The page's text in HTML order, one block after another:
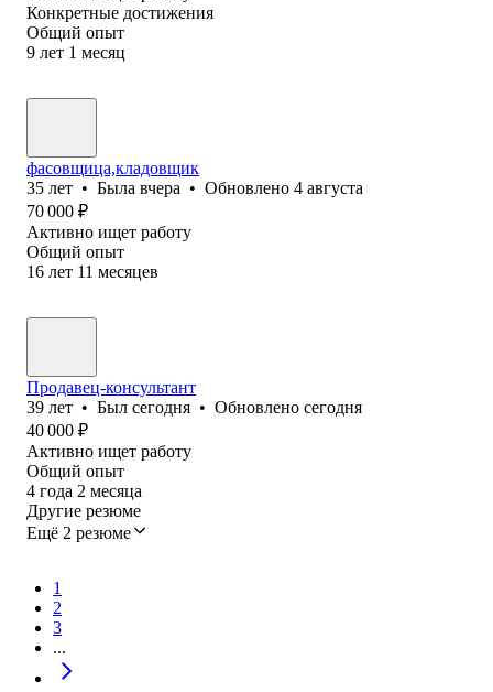
Конкретные достижения
Общий опыт
9 лет 1 месяц
фасовщица,кладовщик
35 лет • Была вчера • Обновлено 4 августа
70 000 ₽
Активно ищет работу
Общий опыт
16 лет 11 месяцев
Продавец-консультант
39 лет • Был сегодня • Обновлено сегодня
40 000 ₽
Активно ищет работу
Общий опыт
4 года 2 месяца
Другие резюме
Ещё 2 резюме
1
2
3
...